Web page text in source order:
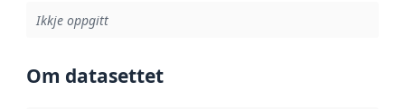
Ikkje oppgitt
Om datasettet